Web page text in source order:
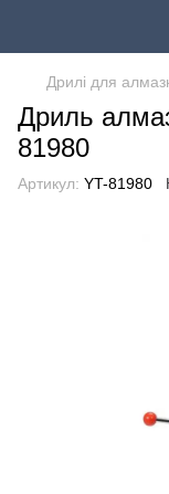
Дрилі для
Дриль
81980
Артикул: YT-81980